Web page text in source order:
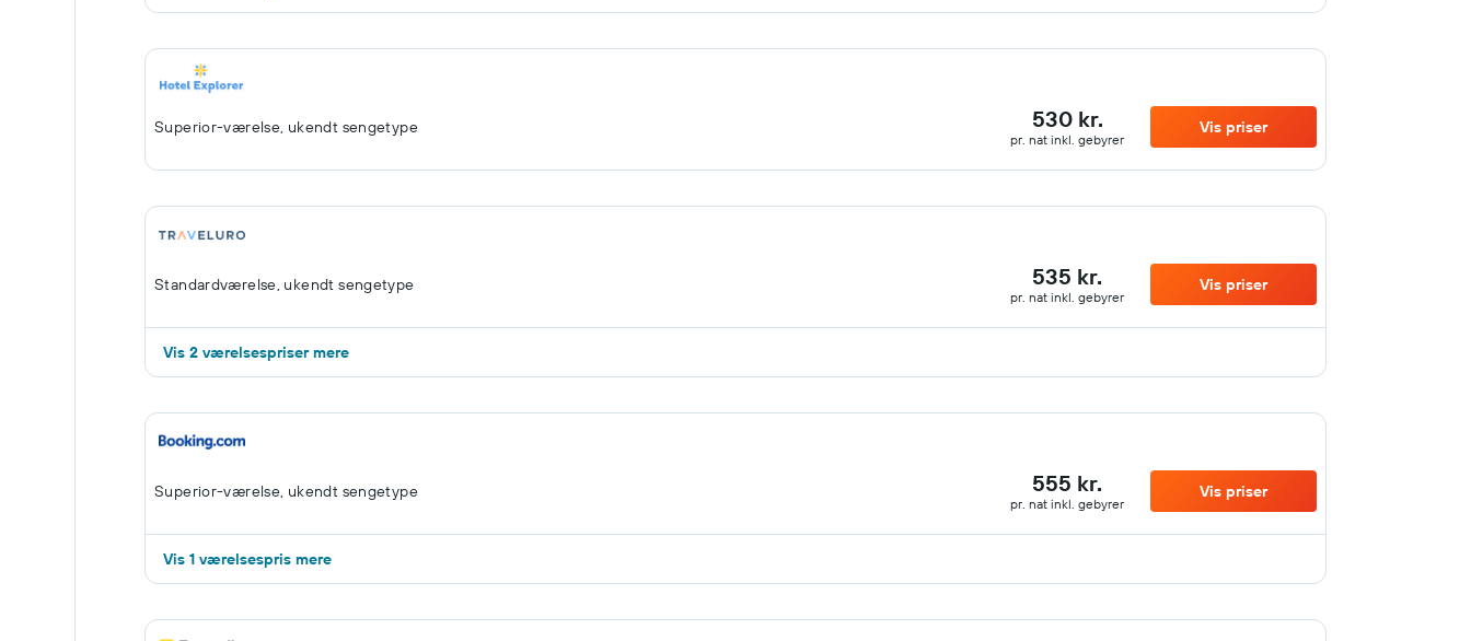
Superior-værelse, ukendt sengetype 530 kr.
pr. nat inkl. gebyrer
Vis priser
Standardværelse, ukendt sengetype 535 kr.
pr. nat inkl. gebyrer
Vis priser
Vis 2 værelsespriser mere
Superior-værelse, ukendt sengetype 555 kr.
pr. nat inkl. gebyrer
Vis priser
Vis 1 værelsespris mere